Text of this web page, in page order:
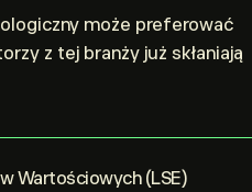
może preferować
z tej branży już skłaniają
Wartościowych (LSE)